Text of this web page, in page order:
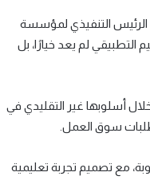
التنفيذي لمؤسسة
لم يعد خيارًا، بل
أسلوبها غير التقليدي في
سوق العمل.
مع تصميم تجربة تعليمية